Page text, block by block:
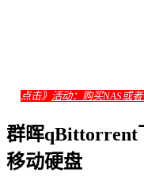
点击》 活动：购买NAS或
群晖qBittorrent
移动硬盘